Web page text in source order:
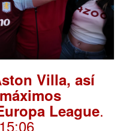
Villa, así
League.